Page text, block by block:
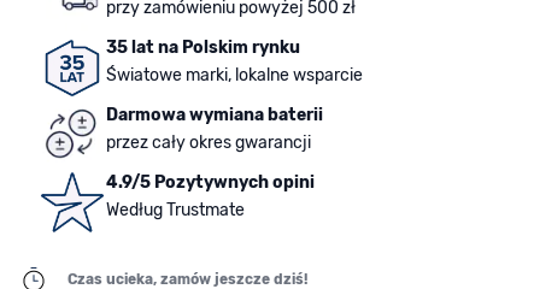
przy zamówieniu powyżej 500 zł
35 lat na Polskim rynku
Światowe marki, lokalne wsparcie
Darmowa wymiana baterii
przez cały okres gwarancji
4.9/5 Pozytywnych opini
Według Trustmate
Czas ucieka, zamów jeszcze dziś!